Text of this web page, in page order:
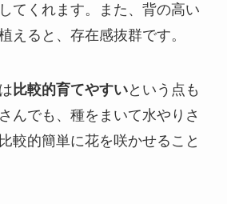
てくれます。また、背の高い
えると、存在感抜群です。
比較的育てやすいという点も
んでも、種をまいて水やりさ
較的簡単に花を咲かせること